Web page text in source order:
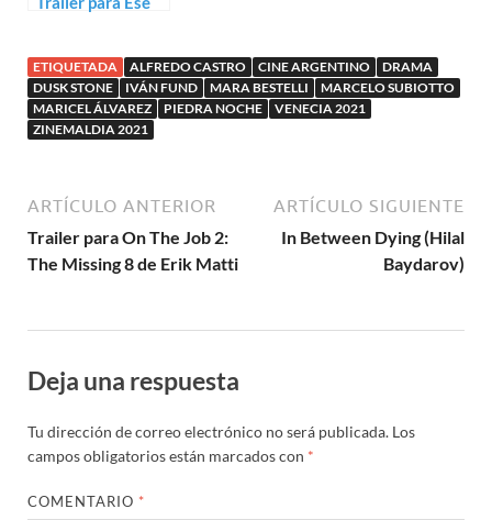
ETIQUETADA ALFREDO CASTRO CINE ARGENTINO
DRAMA
DUSK STONE
IVÁN FUND MARA BESTELLI
MARCELO SUBIOTTO
MARICEL ÁLVAREZ
PIEDRA NOCHE
VENECIA 2021
ZINEMALDIA 2021
ARTÍCULO ANTERIOR
Trailer para On The Job 2:
The Missing 8 de Erik Matti
ARTÍCULO SIGUIENTE
In Between Dying (Hilal
Baydarov)
Deja una respuesta
Tu dirección de correo electrónico no será publicada. Los
campos obligatorios están marcados con *
COMENTARIO *